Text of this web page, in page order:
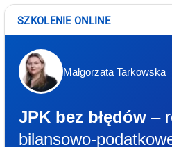
SZKOLENIE ONLINE
Małgorzata Tarkowska
JPK bez błędów –
bilansowo-